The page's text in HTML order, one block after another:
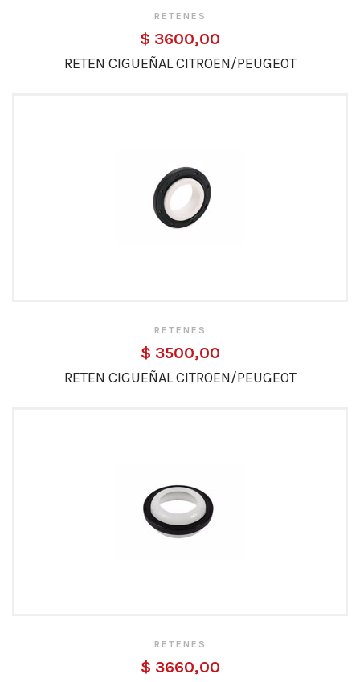
RETENES
$ 3600,00
RETEN CIGUEÑAL CITROEN/PEUGEOT
RETENES
$ 3500,00
RETEN CIGUEÑAL CITROEN/PEUGEOT
RETENES
$ 3660,00